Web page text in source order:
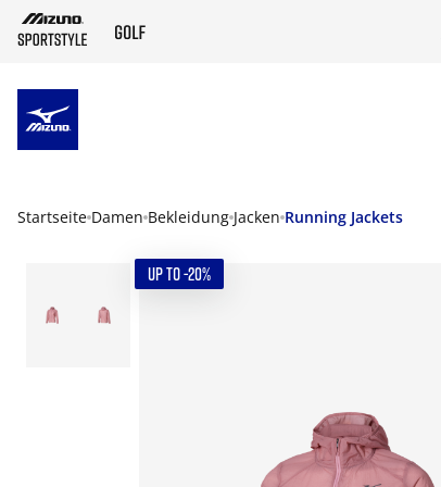
Startseite Damen Bekleidung Jacken Running Jackets
UP TO -20%